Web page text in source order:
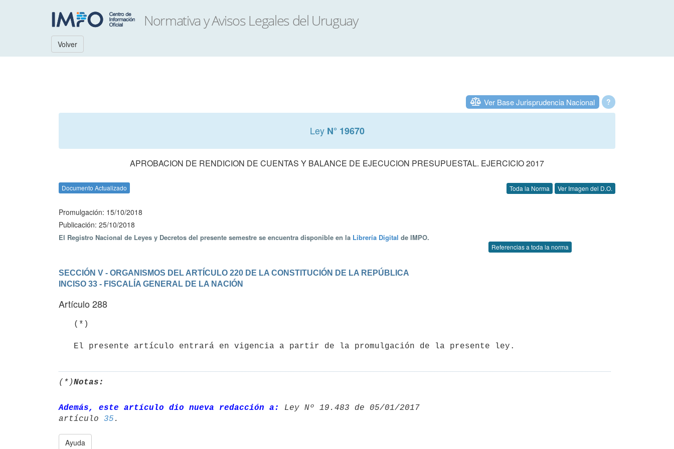
Volver
?
Ver Base Jurisprudencia Nacional
Ley N° 19670
APROBACION DE RENDICION DE CUENTAS Y BALANCE DE EJECUCION PRESUPUESTAL. EJERCICIO 2017
Documento Actualizado Toda la Norma Ver Imagen del D.O.
Promulgación: 15/10/2018
Publicación: 25/10/2018
El Registro Nacional de Leyes y Decretos del presente semestre se encuentra disponible en la Librería Digital de IMPO.
Referencias a toda la norma
SECCIÓN V - ORGANISMOS DEL ARTÍCULO 220 DE LA CONSTITUCIÓN DE LA REPÚBLICA
INCISO 33 - FISCALÍA GENERAL DE LA NACIÓN
Artículo 288
(*)Notas:
Además, este artículo dio nueva redacción a:
Ley Nº 19.483 de 05/01/2017
artículo 35
Ayuda